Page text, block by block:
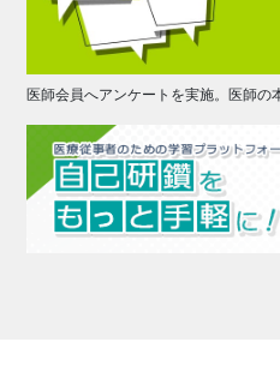
医師会員へアンケートを実施。医師の